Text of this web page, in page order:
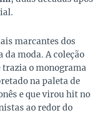
marcantes dos
moda. A coleção
o monograma
na paleta de
e que virou hit no
ao redor do